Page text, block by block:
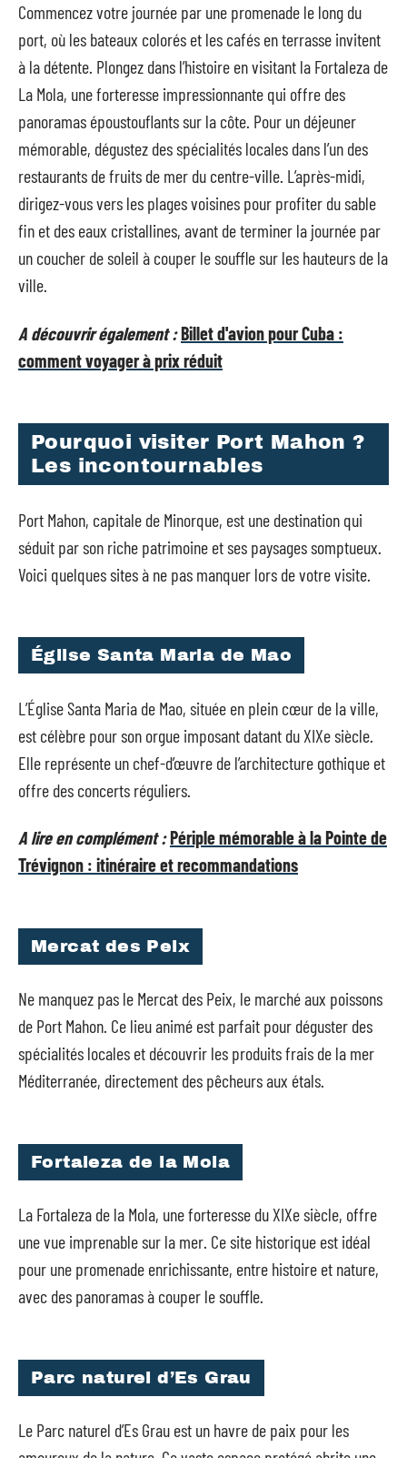
Commencez votre journée par une promenade le long du
port, où les bateaux colorés et les cafés en terrasse invitent
à la détente. Plongez dans l’histoire en visitant la Fortaleza de
La Mola, une forteresse impressionnante qui offre des
panoramas époustouflants sur la côte. Pour un déjeuner
mémorable, dégustez des spécialités locales dans l’un des
restaurants de fruits de mer du centre-ville. L’après-midi,
dirigez-vous vers les plages voisines pour profiter du sable
fin et des eaux cristallines, avant de terminer la journée par
un coucher de soleil à couper le souffle sur les hauteurs de la
ville.
A découvrir également :Billet d'avion pour Cuba :
comment voyager à prix réduit
Pourquoi visiter Port Mahon ?
Les incontournables
Port Mahon, capitale de Minorque, est une destination qui
séduit par son riche patrimoine et ses paysages somptueux.
Voici quelques sites à ne pas manquer lors de votre visite.
Église Santa Maria de Mao
L’Église Santa Maria de Mao, située en plein cœur de la ville,
est célèbre pour son orgue imposant datant du XIXe siècle.
Elle représente un chef-d’œuvre de l’architecture gothique et
offre des concerts réguliers.
A lire en complément :Périple mémorable à la Pointe de
Trévignon : itinéraire et recommandations
Mercat des Peix
Ne manquez pas le Mercat des Peix, le marché aux poissons
de Port Mahon. Ce lieu animé est parfait pour déguster des
spécialités locales et découvrir les produits frais de la mer
Méditerranée, directement des pêcheurs aux étals.
Fortaleza de la Mola
La Fortaleza de la Mola, une forteresse du XIXe siècle, offre
une vue imprenable sur la mer. Ce site historique est idéal
pour une promenade enrichissante, entre histoire et nature,
avec des panoramas à couper le souffle.
Parc naturel d’Es Grau
Le Parc naturel d’Es Grau est un havre de paix pour les